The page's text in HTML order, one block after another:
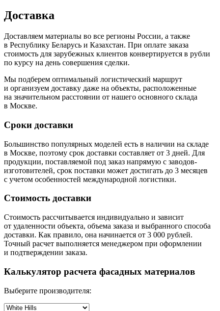
Доставка
Доставляем материалы во все регионы России, а также
в Республику Беларусь и Казахстан. При оплате заказа
стоимость для зарубежных клиентов конвертируется в рубли
по курсу на день совершения сделки.
Мы подберем оптимальный логистический маршрут
и организуем доставку даже на объекты, расположенные
на значительном расстоянии от нашего основного склада
в Москве.
Сроки доставки
Большинство популярных моделей есть в наличии на складе
в Москве, поэтому срок доставки составляет от 3 дней. Для
продукции, поставляемой под заказ напрямую с заводов-
изготовителей, срок поставки может достигать до 3 месяцев
с учетом особенностей международной логистики.
Стоимость доставки
Стоимость рассчитывается индивидуально и зависит
от удаленности объекта, объема заказа и выбранного способа
доставки. Как правило, она начинается от 3 000 рублей.
Точный расчет выполняется менеджером при оформлении
и подтверждении заказа.
Калькулятор расчета фасадных материалов
Выберите производителя: